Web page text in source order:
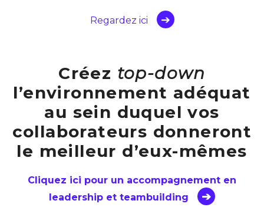
Regardez ici
Créez top-down
l’environnement adéquat
au sein duquel vos
collaborateurs donneront
le meilleur d’eux-mêmes
Cliquez ici pour un accompagnement en
leadership et teambuilding